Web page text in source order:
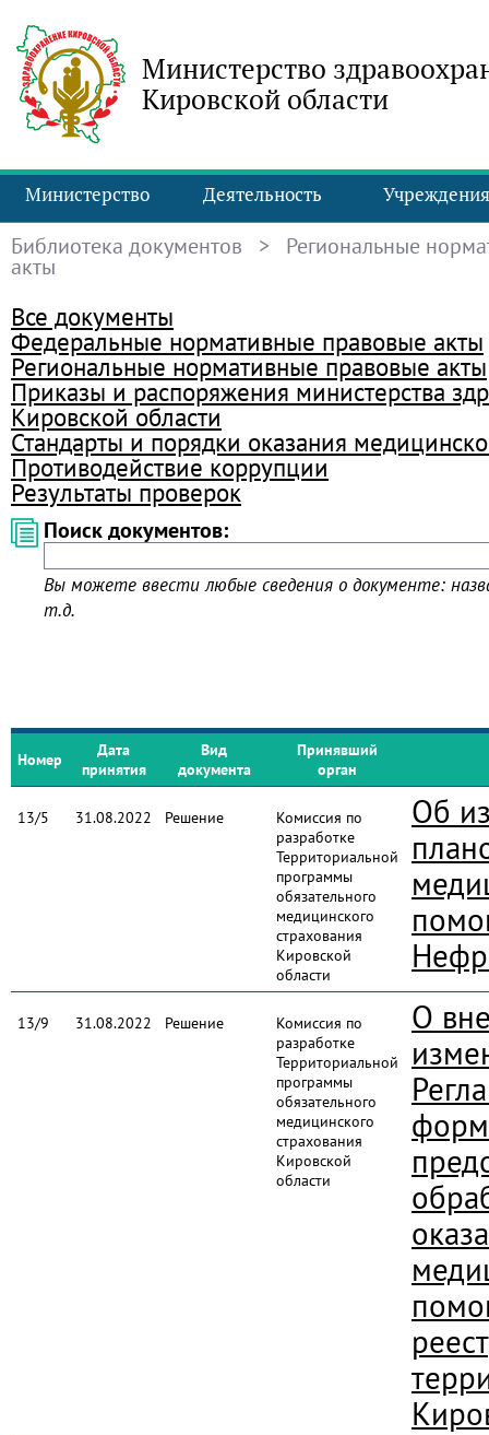
Министерство
Кировской области
Министерство Деятельность Учреждения
Библиотека документов > Региональные
акты
Все документы
Федеральные нормативные правовые акты
Региональные нормативные правовые акты
Приказы и распоряжения министерства
Кировской области
Стандарты и порядки оказания
Противодействие коррупции
Результаты проверок
Поиск документов:
Вы можете ввести любые сведения о документе:
т.д.
Номер
Дата
принятия
Вид
документа
Принявший
орган
13/5 31.08.2022 Решение
Комиссия по
разработке
Территориальной
программы
обязательного
медицинского
страхования
Кировской
области
Об
13/9 31.08.2022 Решение
Комиссия по
разработке
Территориальной
программы
обязательного
медицинского
страхования
Кировской
области
О